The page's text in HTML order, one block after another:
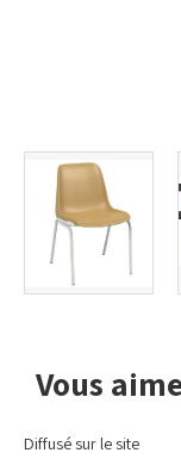
Vous
Diffusé sur le site